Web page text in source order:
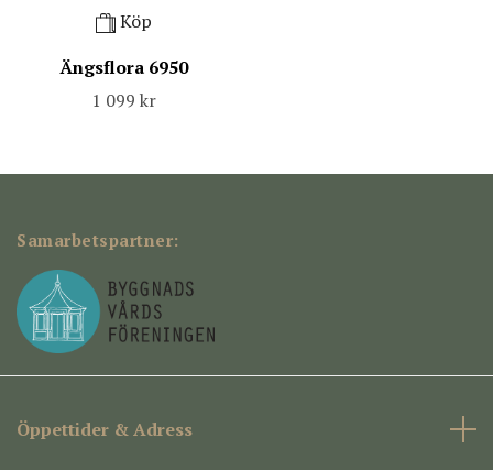
Köp
Ängsflora 6950
1 099 kr
Samarbetspartner:
Öppettider & Adress